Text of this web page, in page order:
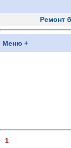
Ремонт
Меню +
1